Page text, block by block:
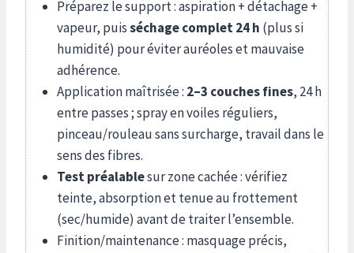
Préparez le support : aspiration + détachage +
vapeur, puisséchage complet 24 h (plus si
humidité) pour éviter auréoles et mauvaise
adhérence.
Application maîtrisée : 2–3 couches fines, 24 h
entre passes ; spray en voiles réguliers,
pinceau/rouleau sans surcharge, travail dans le
sens des fibres.
Test préalablesur zone cachée : vérifiez
teinte, absorption et tenue au frottement
(sec/humide) avant de traiter l’ensemble.
Finition/maintenance : masquage précis,